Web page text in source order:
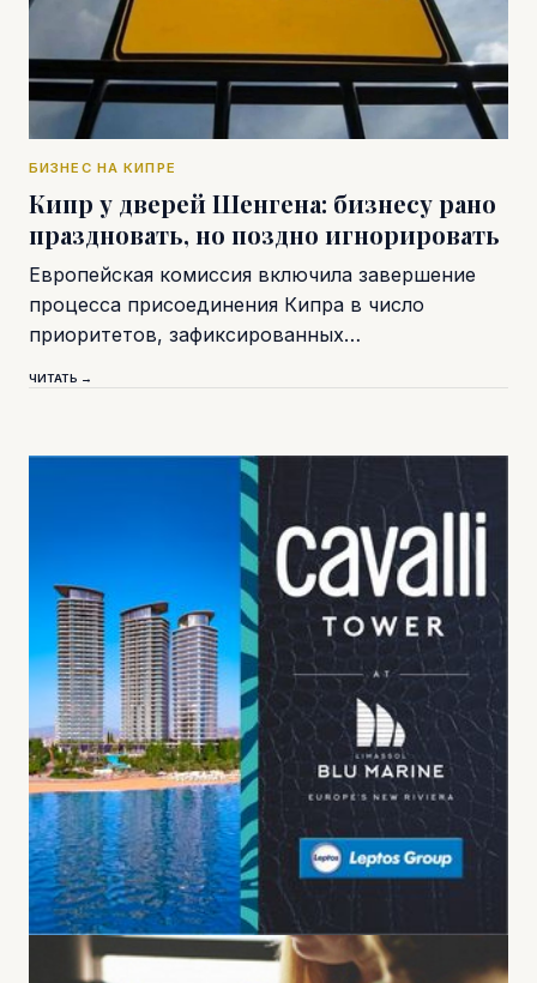
БИЗНЕС НА КИПРЕ
Кипр у дверей Шенгена: бизнесу рано
праздновать, но поздно игнорировать
Европейская комиссия включила завершение
процесса присоединения Кипра в число
приоритетов, зафиксированных…
ЧИТАТЬ →